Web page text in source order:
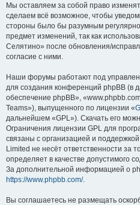
Мы оставляем за собой право
сделаем всё возможное, чтобы
стороны было бы разумным регулярно
предмет изменений, так как
Селятино» после обновления/
согласие с ними.
Наши форумы работают под
для создания конференций phpBB (в
обеспечение phpBB»,
Teams»), выпущенного по лицензии «
дальнейшем «GPL»). Скачать его
Ограничения лицензии GPL для
связаны с организацией и
Limited не несёт ответственности за
определяет в качестве допустимого
За дополнительной информацией о
https://www.phpbb.com/.
Вы соглашаетесь не размещать